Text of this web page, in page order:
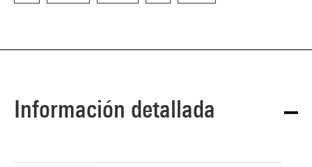
Información detallada